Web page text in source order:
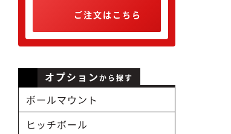
ご注文はこちら
オプションから探す
ボールマウント
ヒッチボール